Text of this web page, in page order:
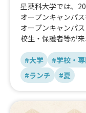
星薬科大学では、
オープンキャンパ
オープンキャンパ
校生・保護者等が来
の出店を予定して
軽食、ワンハンド
ど、高校生・保護
#大学 #学校・
#ランチ
#夏